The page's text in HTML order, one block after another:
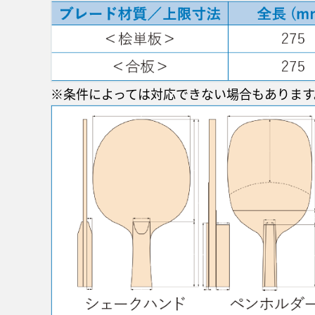
※条件によっては対応できない場合もありま